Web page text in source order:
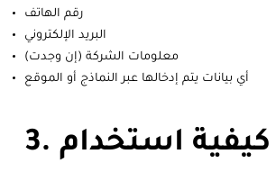
رقم الهاتف
البريد الإلكتروني
معلومات الشركة (إن وجدت)
أي بيانات يتم إدخالها عبر النماذج أو الموقع
3. كيفية استخدام